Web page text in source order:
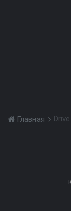
Главная Drive